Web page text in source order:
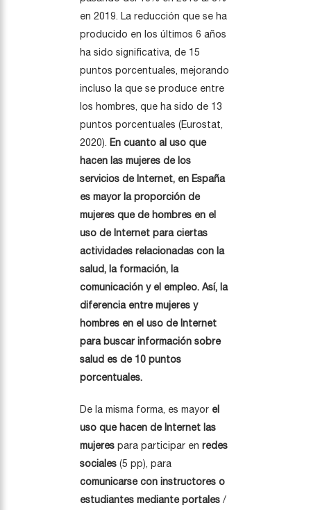
en 2019. La reducción que se ha
producido en los últimos 6 años
ha sido significativa, de 15
puntos porcentuales, mejorando
incluso la que se produce entre
los hombres, que ha sido de 13
puntos porcentuales (Eurostat,
2020). En cuanto al uso que
hacen las mujeres de los
servicios de Internet, en España
es mayor la proporción de
mujeres que de hombres en el
uso de Internet para ciertas
actividades relacionadas con la
salud, la formación, la
comunicación y el empleo. Así, la
diferencia entre mujeres y
hombres en el uso de Internet
para buscar información sobre
salud es de 10 puntos
porcentuales.
De la misma forma, es mayor el
uso que hacen de Internet las
mujeres para participar en redes
sociales (5 pp), para
comunicarse con instructores o
estudiantes mediante portales /